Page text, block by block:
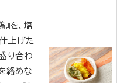
を、塩
上げた
り合わ
絡めな